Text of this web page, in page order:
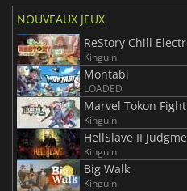
NOUVEAUX JEUX
ReStory Chill
Kinguin
Montabi
LOADED
Marvel Tokon
Kinguin
HellSlave II
Kinguin
Big Walk
Kinguin